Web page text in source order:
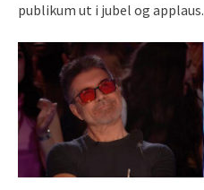
publikum ut i jubel og applaus.